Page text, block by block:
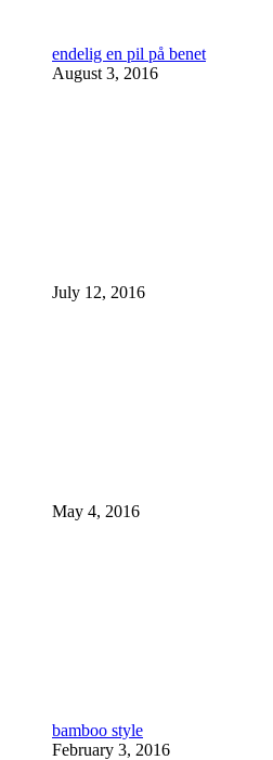
endelig en pil på benet
August 3, 2016
July 12, 2016
May 4, 2016
bamboo style
February 3, 2016